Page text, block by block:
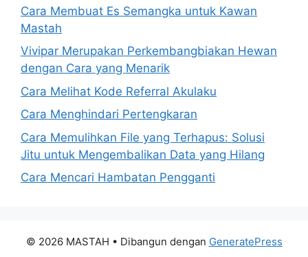
Cara Membuat Es Semangka untuk Kawan
Mastah
Vivipar Merupakan Perkembangbiakan Hewan
dengan Cara yang Menarik
Cara Melihat Kode Referral Akulaku
Cara Menghindari Pertengkaran
Cara Memulihkan File yang Terhapus: Solusi
Jitu untuk Mengembalikan Data yang Hilang
Cara Mencari Hambatan Pengganti
© 2026 MASTAH • Dibangun dengan GeneratePress